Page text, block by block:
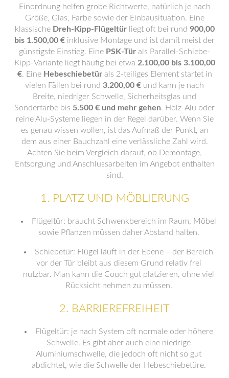
Einordnung helfen grobe Richtwerte, natürlich je nach
Größe, Glas, Farbe sowie der Einbausituation. Eine
klassische Dreh-Kipp-Flügeltürliegt oft bei rund 900,00
bis 1.500,00 € inklusive Montage und ist damit meist der
günstigste Einstieg. Eine PSK-Tür als Parallel-Schiebe-
Kipp-Variante liegt häufig bei etwa 2.100,00 bis 3.100,00
€. Eine Hebeschiebetürals 2-teiliges Element startet in
vielen Fällen bei rund 3.200,00 € und kann je nach
Breite, niedriger Schwelle, Sicherheitsglas und
Sonderfarbe bis 5.500 € und mehr gehen. Holz-Alu oder
reine Alu-Systeme liegen in der Regel darüber. Wenn Sie
es genau wissen wollen, ist das Aufmaß der Punkt, an
dem aus einer Bauchzahl eine verlässliche Zahl wird.
Achten Sie beim Vergleich darauf, ob Demontage,
Entsorgung und Anschlussarbeiten im Angebot enthalten
sind.
1. PLATZ UND MÖBLIERUNG
Flügeltür: braucht Schwenkbereich im Raum, Möbel
sowie Pflanzen müssen daher Abstand halten.
Schiebetür: Flügel läuft in der Ebene – der Bereich
vor der Tür bleibt aus diesem Grund relativ frei
nutzbar. Man kann die Couch gut platzieren, ohne viel
Rücksicht nehmen zu müssen.
2. BARRIEREFREIHEIT
Flügeltür: je nach System oft normale oder höhere
Schwelle. Es gibt aber auch eine niedrige
Aluminiumschwelle, die jedoch oft nicht so gut
abdichtet, wie die Schwelle der Hebeschiebetüre.